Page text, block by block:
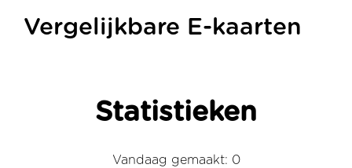
Vergelijkbare E-kaarten
Statistieken
Vandaag gemaakt: 0